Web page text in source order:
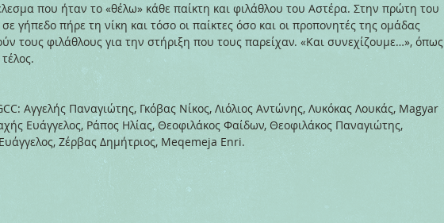
που ήταν το «θέλω» κάθε παίκτη και φιλάθλου του Αστέρα. Στην πρώτη του
γήπεδο πήρε τη νίκη και τόσο οι παίκτες όσο και οι προπονητές της ομάδας
τους φιλάθλους για την στήριξη που τους παρείχαν. «Και συνεχίζουμε…», όπως
Αγγελής Παναγιώτης, Γκόβας Νίκος, Λιόλιος Αντώνης, Λυκόκας Λουκάς, Magyar
Ευάγγελος, Ράπος Ηλίας, Θεοφιλάκος Φαίδων, Θεοφιλάκος Παναγιώτης,
Ζέρβας Δημήτριος, Meqemeja Enri.